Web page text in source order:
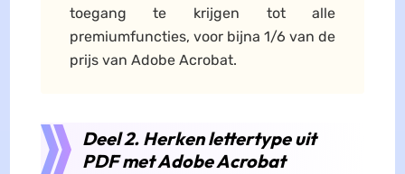
toegang te krijgen tot alle
premiumfuncties, voor bijna 1/6 van de
prijs van Adobe Acrobat.
Deel 2. Herken lettertype uit
PDF met Adobe Acrobat